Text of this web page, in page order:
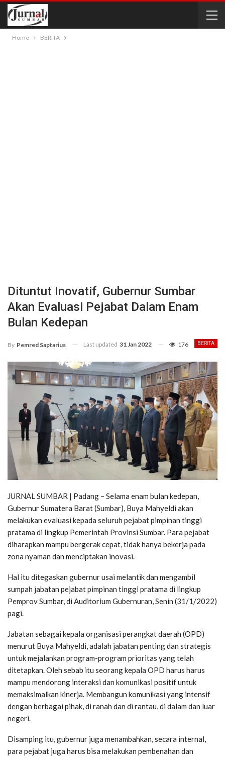
Home BERITA
Dituntut Inovatif, Gubernur Sumbar
Akan Evaluasi Pejabat Dalam Enam
Bulan Kedepan
BERITA
By Pemred Saptarius Last updated 31 Jan 2022 176
JURNAL SUMBAR | Padang – Selama enam bulan kedepan,
Gubernur Sumatera Barat (Sumbar), Buya Mahyeldi akan
melakukan evaluasi kepada seluruh pejabat pimpinan tinggi
pratama di lingkup Pemerintah Provinsi Sumbar. Para pejabat
diharapkan mampu bergerak cepat, tidak hanya bekerja pada
zona nyaman dan menciptakan inovasi.
Hal itu ditegaskan gubernur usai melantik dan mengambil
sumpah jabatan pejabat pimpinan tinggi pratama di lingkup
Pemprov Sumbar, di Auditorium Gubernuran, Senin (31/1/2022)
pagi.
Jabatan sebagai kepala organisasi perangkat daerah (OPD)
menurut Buya Mahyeldi, adalah jabatan penting dan strategis
untuk mejalankan program-program prioritas yang telah
ditetapkan. Oleh sebab itu seorang kepala OPD harus harus
mampu mendorong interaksi dan komunikasi positif untuk
memaksimalkan kinerja. Membangun komunikasi yang intensif
dengan berbagai pihak, di ranah dan di rantau, di dalam dan luar
negeri.
Disamping itu, gubernur juga menambahkan, secara internal,
para pejabat juga harus bisa melakukan pembenahan dan